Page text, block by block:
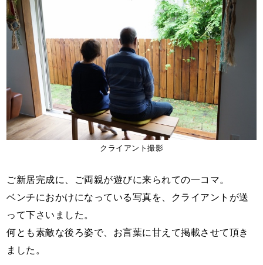
クライアント撮影
ご新居完成に、ご両親が遊びに来られての一コマ。
ベンチにおかけになっている写真を、クライアントが送
って下さいました。
何とも素敵な後ろ姿で、お言葉に甘えて掲載させて頂き
ました。